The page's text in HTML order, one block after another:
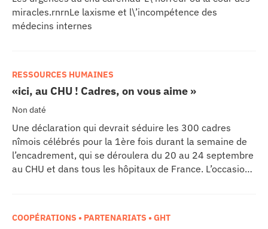
miracles.rnrnLe laxisme et l\’incompétence des
médecins internes
«ici, au CHU ! Cadres, on vous aime »
Non daté
RESSOURCES HUMAINES
Une déclaration qui devrait séduire les 300 cadres
nîmois célébrés pour la 1ère fois durant la semaine de
l’encadrement, qui se déroulera du 20 au 24 septembre
au CHU et dans tous les hôpitaux de France. L’occasion
au Ministère de la Santé et de la Cohésion Sociale qui a
COOPÉRATIONS • PARTENARIATS • GHT